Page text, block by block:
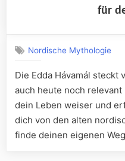
für
Nordische Mythologie
Die Edda Hávamál
auch heute noch
dein Leben weiser und
dich von den alten
finde deinen eigenen